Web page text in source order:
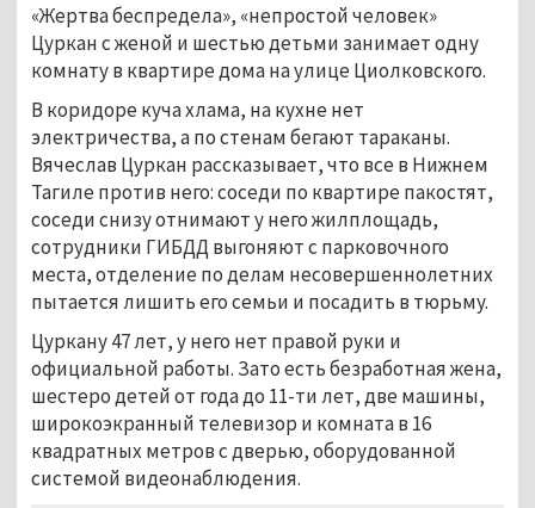
«Жертва беспредела», «непростой человек»
Цуркан с женой и шестью детьми занимает одну
комнату в квартире дома на улице Циолковского.
В коридоре куча хлама, на кухне нет
электричества, а по стенам бегают тараканы.
Вячеслав Цуркан рассказывает, что все в Нижнем
Тагиле против него: соседи по квартире пакостят,
соседи снизу отнимают у него жилплощадь,
сотрудники ГИБДД выгоняют с парковочного
места, отделение по делам несовершеннолетних
пытается лишить его семьи и посадить в тюрьму.
Цуркану 47 лет, у него нет правой руки и
официальной работы. Зато есть безработная жена,
шестеро детей от года до 11-ти лет, две машины,
широкоэкранный телевизор и комната в 16
квадратных метров с дверью, оборудованной
системой видеонаблюдения.